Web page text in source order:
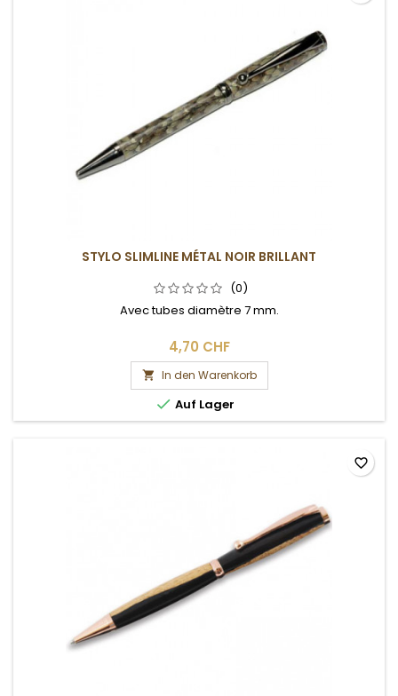
STYLO SLIMLINE MÉTAL NOIR BRILLANT
(0)
Avec tubes diamètre 7 mm.
4,70 CHF
 In den Warenkorb
 Auf Lager
favorite_border